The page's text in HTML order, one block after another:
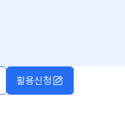
활용신청